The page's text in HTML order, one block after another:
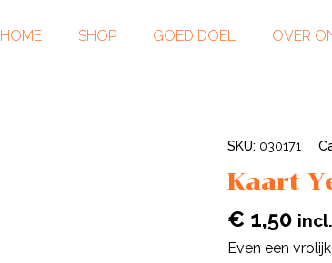
HOME SHOP GOED DOEL OVER
SKU: 030171
Kaart
€ 1,50
Even een